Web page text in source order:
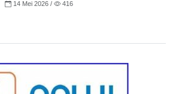
14 Mei 2026 / 416